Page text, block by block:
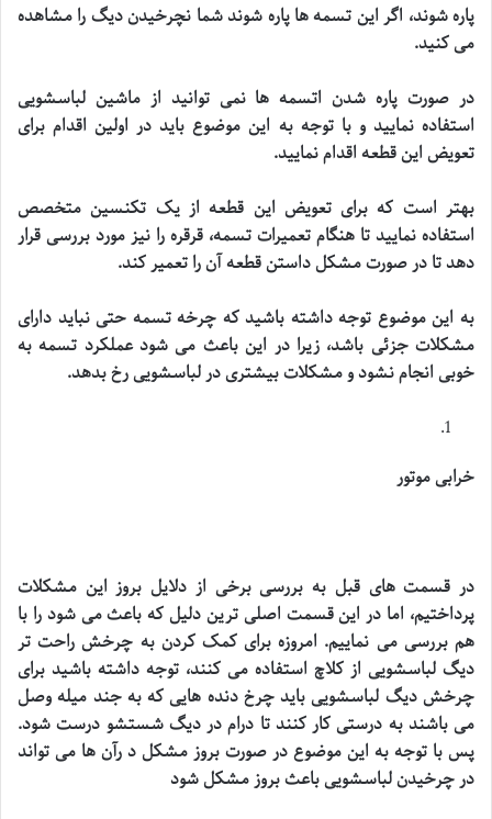
پاره شوند، اگر این تسمه ها پاره شوند شما نچرخیدن دیگ را مشاهده
می کنید.
در صورت پاره شدن اتسمه ها نمی توانید از ماشین لباسشویی
استفاده نمایید و با توجه به این موضوع باید در اولین اقدام برای
تعویض این قطعه اقدام نمایید.
بهتر است که برای تعویض این قطعه از یک تکنسین متخصص
استفاده نمایید تا هنگام تعمیرات تسمه، قرقره را نیز مورد بررسی قرار
دهد تا در صورت مشکل داستن قطعه آن را تعمیر کند.
به این موضوع توجه داشته باشید که چرخه تسمه حتی نباید دارای
مشکلات جزئی باشد، زیرا در این باعث می شود عملکرد تسمه به
خوبی انجام نشود و مشکلات بیشتری در لباسشویی رخ بدهد.
خرابی موتور
در قسمت های قبل به بررسی برخی از دلایل بروز این مشکلات
پرداختیم، اما در این قسمت اصلی ترین دلیل که باعث می شود را با
هم بررسی می نماییم. امروزه برای کمک کردن به چرخش راحت تر
دیگ لباسشویی از کلاچ استفاده می کنند، توجه داشته باشید برای
چرخش دیگ لباسشویی باید چرخ دنده هایی که به جند میله وصل
می باشند به درستی کار کنند تا درام در دیگ شستشو درست شود.
پس با توجه به این موضوع در صورت بروز مشکل د رآن ها می تواند
در چرخیدن لباسشویی باعث بروز مشکل شود